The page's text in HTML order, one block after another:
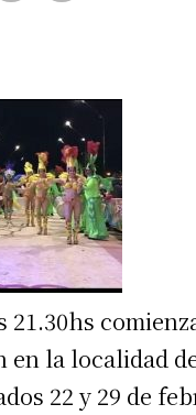
21.30hs
la localidad
22 y 29 de